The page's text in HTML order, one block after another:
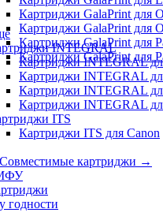
Картриджи GalaPrint для
Картриджи GalaPrint для
Картриджи GalaPrint для
Картриджи GalaPrint для
INTEGRAL
Картриджи INTEGRAL
Картриджи INTEGRAL
Картриджи INTEGRAL
Картриджи INTEGRAL
ITS
Картриджи ITS для Canon
картриджи →
годности